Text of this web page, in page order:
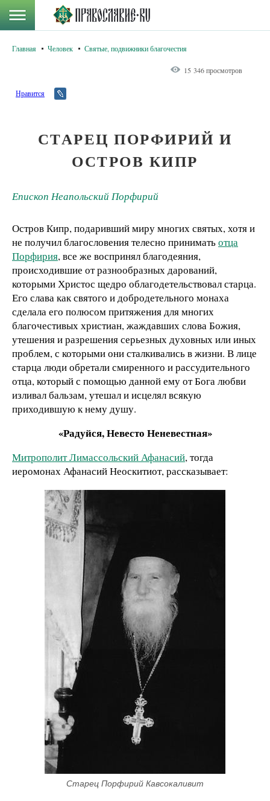
Главная Человек Святые, подвижники благочестия
15 346 просмотров
Нравится
СТАРЕЦ ПОРФИРИЙ И
ОСТРОВ КИПР
Епископ Неапольский Порфирий
Остров Кипр, подаривший миру многих святых, хотя и
не получил благословения телесно приниматьотца
Порфирия, все же воспринял благодеяния,
происходившие от разнообразных дарований,
которыми Христос щедро облагодетельствовал старца.
Его слава как святого и добродетельного монаха
сделала его полюсом притяжения для многих
благочестивых христиан, жаждавших слова Божия,
утешения и разрешения серьезных духовных или иных
проблем, с которыми они сталкивались в жизни. В лице
старца люди обретали смиренного и рассудительного
отца, который с помощью данной ему от Бога любви
изливал бальзам, утешал и исцелял всякую
приходившую к нему душу.
«Радуйся, Невесто Неневестная»
Митрополит Лимассольский Афанасий, тогда
иеромонах Афанасий Неоскитиот, рассказывает:
Старец Порфирий Кавсокаливит